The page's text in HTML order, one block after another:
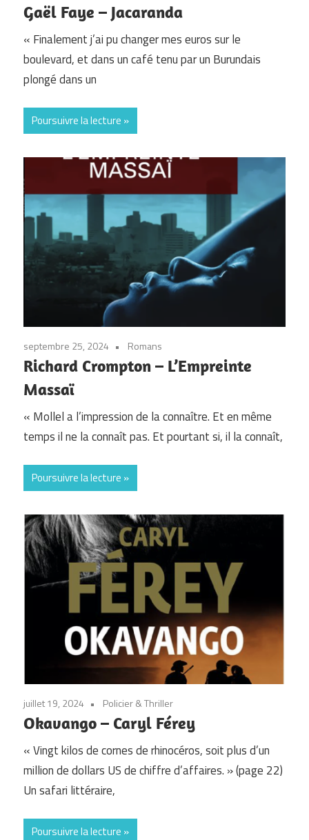
Gaël Faye – Jacaranda
« Finalement j’ai pu changer mes euros sur le
boulevard, et dans un café tenu par un Burundais
plongé dans un
Poursuivre la lecture
septembre 25, 2024 Romans
Richard Crompton – L’Empreinte
Massaï
« Mollel a l’impression de la connaître. Et en même
temps il ne la connaît pas. Et pourtant si, il la connaît,
Poursuivre la lecture
juillet 19, 2024 Policier & Thriller
Okavango – Caryl Férey
« Vingt kilos de cornes de rhinocéros, soit plus d’un
million de dollars US de chiffre d’affaires. » (page 22)
Un safari littéraire,
Poursuivre la lecture